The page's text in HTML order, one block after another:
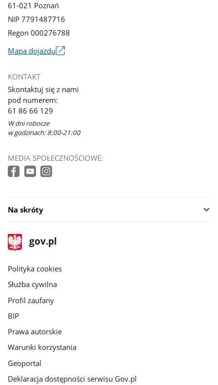
61-021 Poznań
NIP 7791487716
Regon 000276788
Mapa dojazdu
się
w
nowym
oknie
KONTAKT
Skontaktuj się z nami
pod numerem:
61 86 66 129
W dni robocze
w godzinach: 8:00-21:00
MEDIA SPOŁECZNOŚCIOWE:
Na skróty
stopka
gov.pl
Strona
gov.pl
gov.pl
Polityka cookies
Służba cywilna
Profil zaufany
BIP
Prawa autorskie
Warunki korzystania
Geoportal
Deklaracja dostępności serwisu Gov.pl